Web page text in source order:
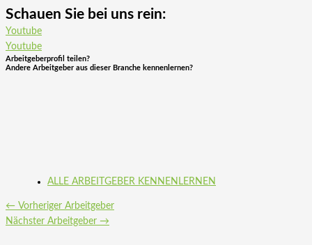
Schauen Sie bei uns rein:
Youtube
Youtube
Arbeitgeberprofil teilen?
Andere Arbeitgeber aus dieser Branche kennenlernen?
ALLE ARBEITGEBER KENNENLERNEN
← Vorheriger Arbeitgeber
Nächster Arbeitgeber →